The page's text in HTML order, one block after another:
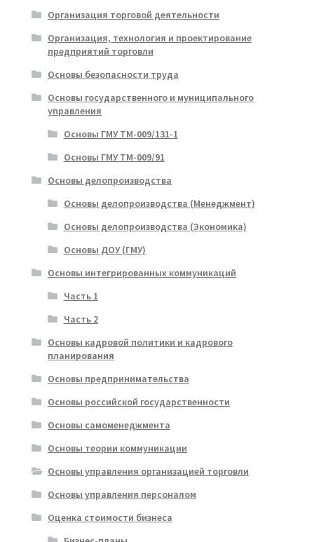
Организация торговой деятельности
Организация, технология и проектирование
предприятий торговли
Основы безопасности труда
Основы государственного и муниципального
управления
Основы ГМУ ТМ-009/131-1
Основы ГМУ ТМ-009/91
Основы делопроизводства
Основы делопроизводства (Менеджмент)
Основы делопроизводства (Экономика)
Основы ДОУ (ГМУ)
Основы интегрированных коммуникаций
Часть 1
Часть 2
Основы кадровой политики и кадрового
планирования
Основы предпринимательства
Основы российской государственности
Основы самоменеджмента
Основы теории коммуникации
Основы управления организацией торговли
Основы управления персоналом
Оценка стоимости бизнеса